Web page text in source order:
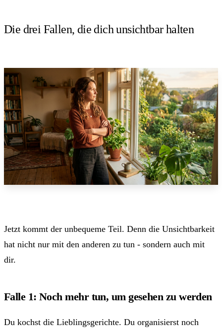
Die drei Fallen, die dich unsichtbar halten
Jetzt kommt der unbequeme Teil. Denn die Unsichtbarkeit
hat nicht nur mit den anderen zu tun - sondern auch mit
dir.
Falle 1: Noch mehr tun, um gesehen zu werden
Du kochst die Lieblingsgerichte. Du organisierst noch